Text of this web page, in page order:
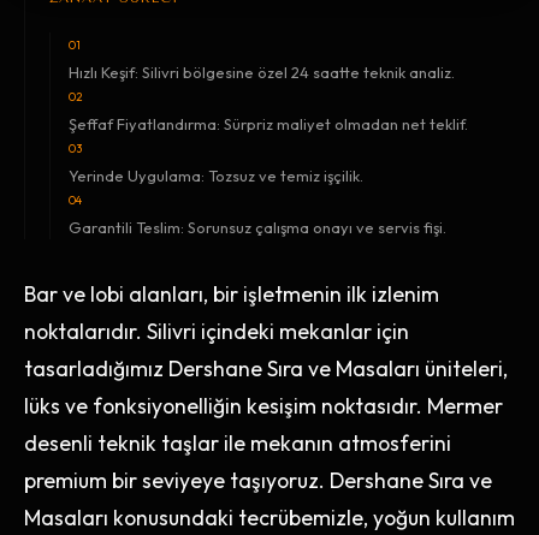
01
Hızlı Keşif: Silivri bölgesine özel 24 saatte teknik analiz.
02
Şeffaf Fiyatlandırma: Sürpriz maliyet olmadan net teklif.
03
Yerinde Uygulama: Tozsuz ve temiz işçilik.
04
Garantili Teslim: Sorunsuz çalışma onayı ve servis fişi.
Bar ve lobi alanları, bir işletmenin ilk izlenim
noktalarıdır. Silivri içindeki mekanlar için
tasarladığımız Dershane Sıra ve Masaları üniteleri,
lüks ve fonksiyonelliğin kesişim noktasıdır. Mermer
desenli teknik taşlar ile mekanın atmosferini
premium bir seviyeye taşıyoruz. Dershane Sıra ve
Masaları konusundaki tecrübemizle, yoğun kullanım